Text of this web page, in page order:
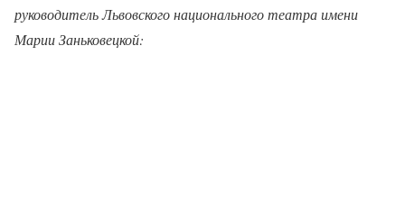
руководитель Львовского национального театра имени
Марии Заньковецкой: